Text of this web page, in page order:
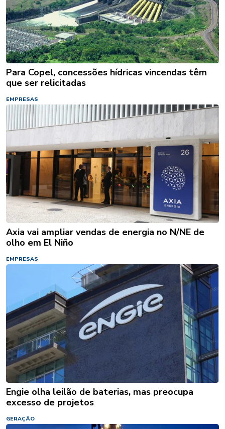
Para Copel, concessões hídricas vincendas têm
que ser relicitadas
EMPRESAS
Axia vai ampliar vendas de energia no N/NE de
olho em El Niño
EMPRESAS
Engie olha leilão de baterias, mas preocupa
excesso de projetos
GERAÇÃO